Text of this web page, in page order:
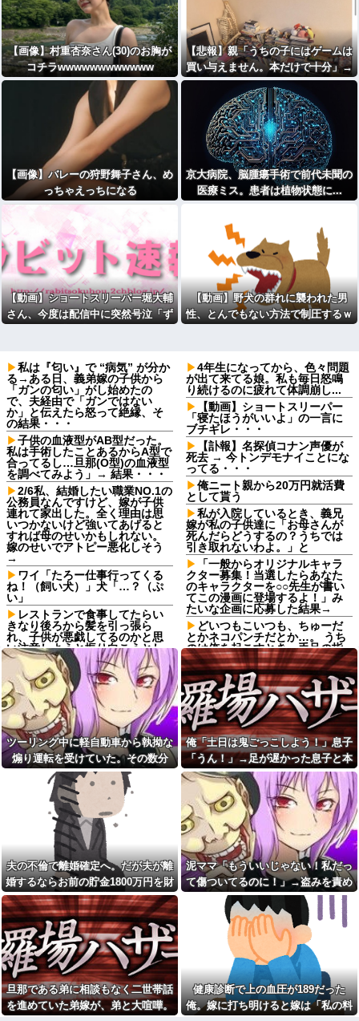
【画像】村重杏奈さん(30)のお胸が
コチラwwwwwwwwwwww
【悲報】親「うちの子にはゲームは
買い与えません。本だけで十分」→
結果ｗｗｗ
【画像】バレーの狩野舞子さん、め
っちゃえっちになる
京大病院、脳腫瘍手術で前代未聞の
医療ミス。患者は植物状態に...
【動画】ショートスリーパー堀大輔
さん、今度は配信中に突然号泣「ず
【動画】野犬の群れに襲われた男
性、とんでもない方法で制圧するｗ
私は『匂い』で “病気” が分か
る→ある日、義弟嫁の子供から
「ガンの匂い」がし始めたの
で、夫経由で「ガンではない
か」と伝えたら怒って絶縁、そ
の結果・・・
子供の血液型がAB型だった。
私は手術したことあるからA型で
合ってるし…旦那(O型)の血液型
を調べてみよう」→ 結果・・・
2/6私、結婚したい職業NO.1の
公務員なんですけど、嫁が子供
連れて家出した。全く理由は思
いつかないけど強いてあげると
すれば母のせいかもしれない。
嫁のせいでアトピー悪化しそう
→
ワイ「たろー仕事行ってくる
ね！（飼い犬）」犬「…？（ぷ
い」
レストランで食事してたらい
きなり後ろから髪を引っ張ら
れ、子供が悪戯してるのかと思
い注意しようと振り向こうとし
たら耳元でハサミの音がした！
妙に頭が軽くなったと思った
ら…
【家族内争い】 嫁のピアノを
兄嫁が欲しがり親も譲れと言い
出した結果…ｗｗｗｗ
佐藤二朗、妻とのハグを報告
「文〇砲より遥かに威力は弱い
が、僕のノロケ砲をお見舞いす
る」
【画像】日本のセクシー過ぎ
る女性犯罪者一覧が冗談抜きに
レベル高過ぎる件w w w w w w
【衝撃】広末涼子さんが地上
波にスピード復帰できる理由←
コレ、誰にも分からない模様w w
w w w w w w
【画像】俺たちの姫本田望
結、久しぶりに画像を投稿した
結果→やっぱりワイらの姫だっ
たw w w w w w w w w w
【画像】ワイの会社の女さ
ん、『コレ』を強調し過ぎて完
全にあたしこ枠を狙ってるんだ
がw w w w w w w w w w w w
【悲報】 マイナ保険証のクソ
ぶり、バレるｗｗｗｗｗｗｗｗ
ｗ
4年生になってから、色々問題
が出て来てる娘。私も毎日怒鳴
り続けるのに疲れて体調崩し...
【動画】ショートスリーパー
「寝たほうがいいよ」の一言に
ブチギレ・・・
【訃報】名探偵コナン声優が
死去 → 今トンデモナイことにな
ってる・・・
俺ニート親から20万円就活費
として貰う
私が入院しているとき、義兄
嫁が私の子供達に「お母さんが
死んだらどうするの？うちでは
引き取れないわよ。」と
「一般からオリジナルキャラ
クター募集！当選したらあなた
のキャラクターを○○先生が書い
てこの漫画に登場するよ！」み
たいな企画に応募した結果→
どいつもこいつも、ちゅーだ
とかネコパンチだとか…。 うち
のは俺を起こすとき、手足の指
を噛みますが何か。【再】
日本円、協調介入も米雇用統
計も無効化の流れ他
PTA会長が事故で辞退→旦那
「妻の代わりに僕がやります」
→1年後…名物ガンコジジイを草
むしりに召喚、不登校児を学校
に復帰させる無双状態にｗｗ
【巨人対ヤクルト17回戦】巨
人、2回裏2アウト一二塁から浦
田のタイムリーで同点に追いつ
く！！！！！！
【朗報】かつや感謝祭が開催
中！人気メニューが税抜150円引
き＆ご飯大盛り無料
【困惑】嫁の誕生日にサプラ
イズしたら「苦行だった」と言
われたんだが…その理由が納得
いかないｗｗｗｗ
こども園から孫が怪我した迎
えにと連絡あり。石をどかして
ミミズ集め足の上に石を落とし
たそうな
Ａちゃんママは遊園地や水族
館が大嫌い。夏休みのお出かけ
先はおばあちゃんちだけ。私の
母「可哀想。孫ちゃんと一緒に
ＴＤＬに連れて行ってあげた
い」→Ａママに烈火の如くキレ
ツーリング中に軽自動車から執拗な
煽り運転を受けていた。その数分
後、思わぬ結末を目撃することにな
俺「土日は鬼ごっこしよう！」息子
「うん！」→足が遅かった息子と本
気で遊び続けた10年後…
夫の不倫で離婚確定へ。だが夫が離
婚するならお前の貯金1800万円を財
産分与しろ」と言い出した
泥ママ「もういいじゃない！私だっ
て傷ついてるのに！」→盗みを責め
られた泥ママがまさかの被害者アピ
ール。その言い分に周囲から笑いが
漏れてしまい…
旦那である弟に相談もなく二世帯話
を進めていた弟嫁が、弟と大喧嘩。
健康診断で上の血圧が189だった
俺。嫁に打ち明けると嫁は「私の料